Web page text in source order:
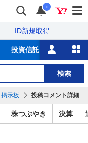
i
ID新規取得
投資信託 ニュース
検索
掲示板 投稿コメント詳細
株つぶやき 決算